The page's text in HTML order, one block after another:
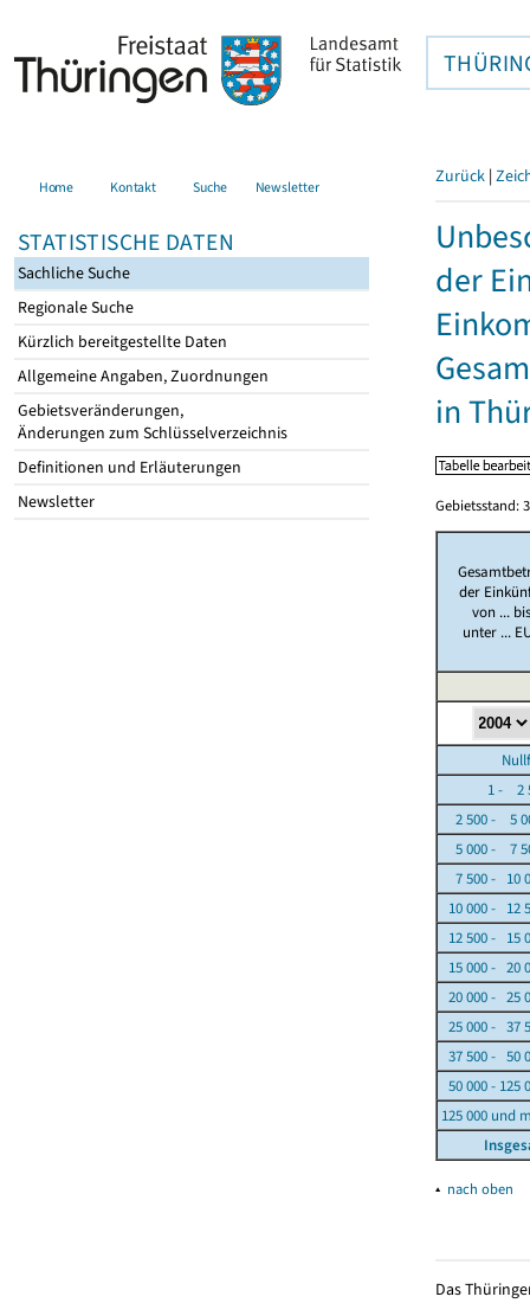
Home Kontakt Suche Newsletter
STATISTISCHE DATEN
Sachliche Suche
Regionale Suche
Kürzlich bereitgestellte Daten
Allgemeine Angaben, Zuordnungen
Gebietsveränderungen,
Änderungen zum Schlüsselverzeichnis
Definitionen und Erläuterungen
Newsletter
Zurück |
der
in
Gebietsstand:
der
von ...
unter ...
1 - 2
2 500 - 5
5 000 - 7
7 500 - 10
10 000 - 12
12 500 - 15
15 000 - 20
20 000 - 25
25 000 - 37
37 500 - 50
50 000 - 125
125 000 und
▴ nach oben
Das